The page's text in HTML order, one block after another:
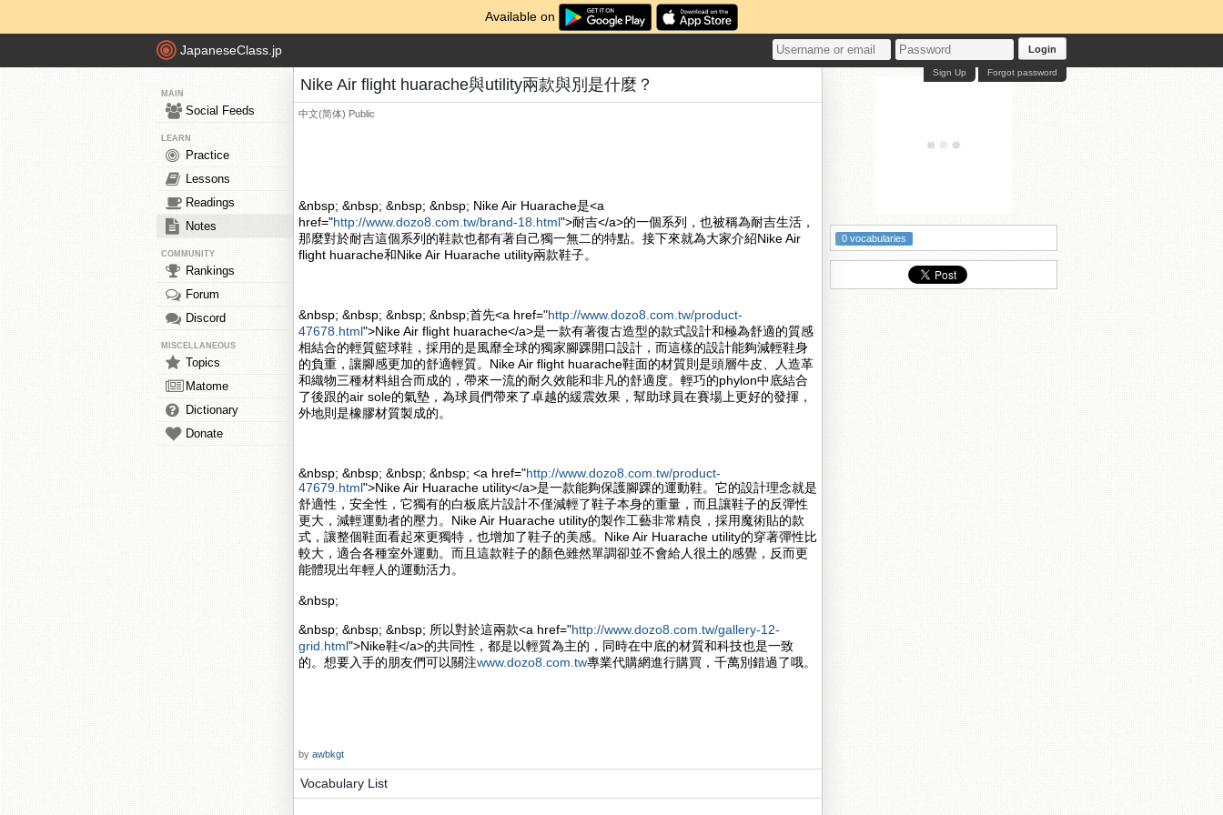
Available on
JapaneseClass.jp Login
Forgot password
Sign Up
MAIN
Social Feeds
LEARN
Practice
Lessons
Readings
Notes
COMMUNITY
Rankings
Forum
Discord
MISCELLANEOUS
Topics
Matome
Dictionary
Donate
Nike Air flight huarache與utility兩款與別是什麼？
中文(简体) Public
&nbsp; &nbsp; &nbsp; &nbsp; Nike Air Huarache是<a
href="http://www.dozo8.com.tw/brand-18.html">耐吉</a>的一個系列，也被稱為耐吉生活，
那麼對於耐吉這個系列的鞋款也都有著自己獨一無二的特點。接下來就為大家介紹Nike Air
flight huarache和Nike Air Huarache utility兩款鞋子。
&nbsp; &nbsp; &nbsp; &nbsp;首先<a href="http://www.dozo8.com.tw/product-
47678.html">Nike Air flight huarache</a>是一款有著復古造型的款式設計和極為舒適的質感
相結合的輕質籃球鞋，採用的是風靡全球的獨家腳踝開口設計，而這樣的設計能夠減輕鞋身
的負重，讓腳感更加的舒適輕質。Nike Air flight huarache鞋面的材質則是頭層牛皮、人造革
和織物三種材料組合而成的，帶來一流的耐久效能和非凡的舒適度。輕巧的phylon中底結合
了後跟的air sole的氣墊，為球員們帶來了卓越的緩震效果，幫助球員在賽場上更好的發揮，
外地則是橡膠材質製成的。
&nbsp; &nbsp; &nbsp; &nbsp; <a href="http://www.dozo8.com.tw/product-
47679.html">Nike Air Huarache utility</a>是一款能夠保護腳踝的運動鞋。它的設計理念就是
舒適性，安全性，它獨有的白板底片設計不僅減輕了鞋子本身的重量，而且讓鞋子的反彈性
更大，減輕運動者的壓力。Nike Air Huarache utility的製作工藝非常精良，採用魔術貼的款
式，讓整個鞋面看起來更獨特，也增加了鞋子的美感。Nike Air Huarache utility的穿著彈性比
較大，適合各種室外運動。而且這款鞋子的顏色雖然單調卻並不會給人很土的感覺，反而更
能體現出年輕人的運動活力。
&nbsp;
&nbsp; &nbsp; &nbsp; 所以對於這兩款<a href="http://www.dozo8.com.tw/gallery-12-
grid.html">Nike鞋</a>的共同性，都是以輕質為主的，同時在中底的材質和科技也是一致
的。想要入手的朋友們可以關注www.dozo8.com.tw專業代購網進行購買，千萬別錯過了哦。
by awbkgt
Vocabulary List
0 vocabularies